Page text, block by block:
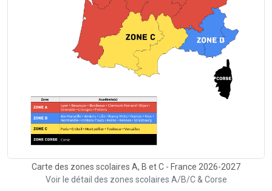
Carte des zones scolaires A, B et C - France 2026-2027
Voir le détail des zones scolaires A/B/C & Corse